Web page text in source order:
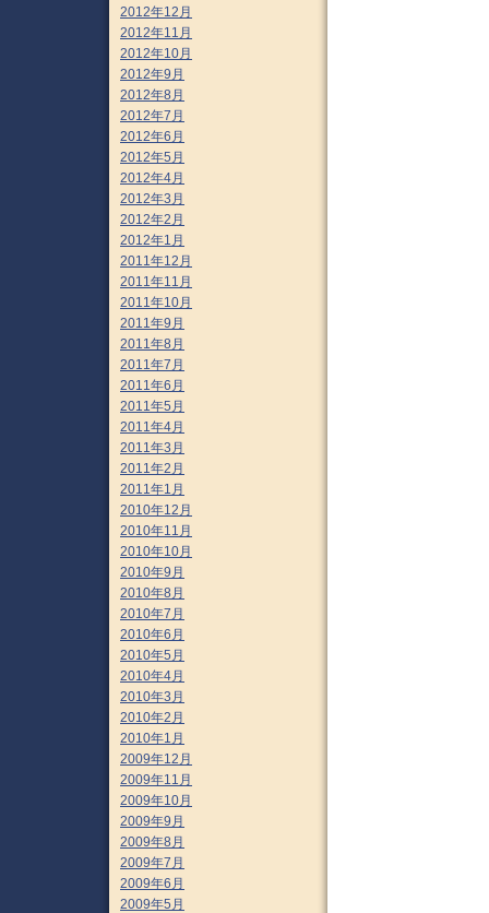
2012年12月
2012年11月
2012年10月
2012年9月
2012年8月
2012年7月
2012年6月
2012年5月
2012年4月
2012年3月
2012年2月
2012年1月
2011年12月
2011年11月
2011年10月
2011年9月
2011年8月
2011年7月
2011年6月
2011年5月
2011年4月
2011年3月
2011年2月
2011年1月
2010年12月
2010年11月
2010年10月
2010年9月
2010年8月
2010年7月
2010年6月
2010年5月
2010年4月
2010年3月
2010年2月
2010年1月
2009年12月
2009年11月
2009年10月
2009年9月
2009年8月
2009年7月
2009年6月
2009年5月